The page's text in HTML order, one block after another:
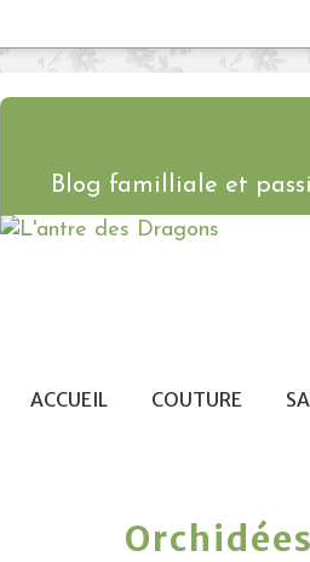
Blog familliale et
ACCUEIL COUTURE